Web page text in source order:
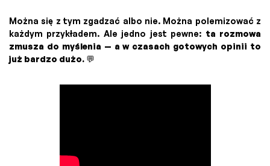
Można się z tym zgadzać albo nie. Można polemizować z
każdym przykładem. Ale jedno jest pewne: ta rozmowa
zmusza do myślenia — a w czasach gotowych opinii to
już bardzo dużo. 💬